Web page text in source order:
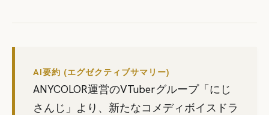
AI要約 (エグゼクティブサマリー)
ANYCOLOR運営のVTuberグループ「にじ
さんじ」より、新たなコメディボイスドラ